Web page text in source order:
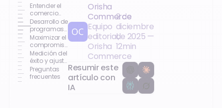
Entender el
comercio
unificado
Desarrollo de
programas
de
fidelización
efectivos
Maximizar el
compromiso
del cliente a
través de la
tecnología
Medición del
éxito y ajuste
de
estrategias
Preguntas
frecuentes
Orisha
Commerce
Equipo
editorial,
Orisha
Commerce
2 de
diciembre
de 2025 —
12min
Resumir este
artículo con
IA